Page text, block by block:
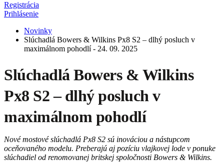
Registrácia
Prihlásenie
Novinky
Slúchadlá Bowers & Wilkins Px8 S2 – dlhý posluch v
maximálnom pohodlí - 24. 09. 2025
Slúchadlá Bowers & Wilkins
Px8 S2 – dlhý posluch v
maximálnom pohodlí
Nové mostové slúchadlá Px8 S2 sú inováciou a nástupcom
oceňovaného modelu. Preberajú aj pozíciu vlajkovej lode v ponuke
slúchadiel od renomovanej britskej spoločnosti Bowers & Wilkins.